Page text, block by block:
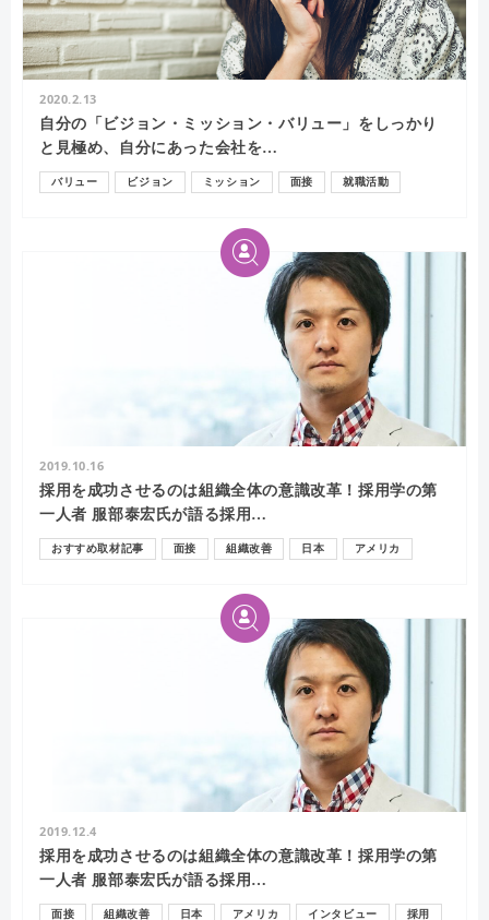
2020.2.13
自分の「ビジョン・ミッション・バリュー」をしっかり
と見極め、自分にあった会社を…
バリュー ビジョン ミッション 面接 就職活動
2019.10.16
採用を成功させるのは組織全体の意識改革！採用学の第
一人者 服部泰宏氏が語る採用…
おすすめ取材記事 面接 組織改善 日本 アメリカ
2019.12.4
採用を成功させるのは組織全体の意識改革！採用学の第
一人者 服部泰宏氏が語る採用…
面接 組織改善 日本 アメリカ インタビュー 採用